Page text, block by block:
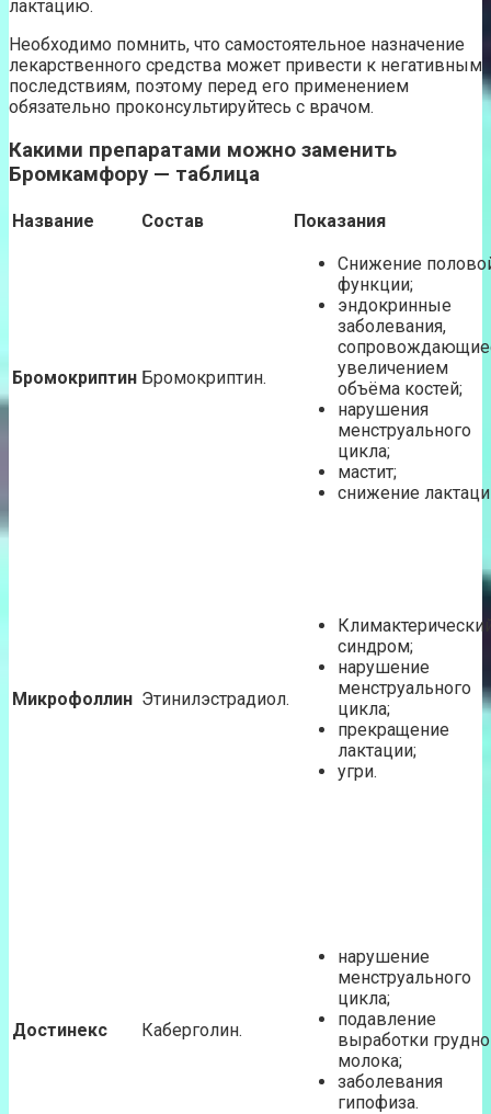
лактацию.
Необходимо помнить, что самостоятельное назначение
лекарственного средства может привести к негативным
последствиям, поэтому перед его применением
обязательно проконсультируйтесь с врачом.
Какими препаратами можно заменить
Бромкамфору — таблица
Название Состав Показания
Бромокриптин Бромокриптин.
Снижение
функции;
эндокринные
заболевания,
увеличением
объёма костей;
нарушения
менструального
цикла;
мастит;
снижение
Микрофоллин Этинилэстрадиол.
синдром;
нарушение
менструального
цикла;
прекращение
лактации;
угри.
Достинекс Каберголин.
нарушение
менструального
цикла;
подавление
выработки
молока;
заболевания
гипофиза.